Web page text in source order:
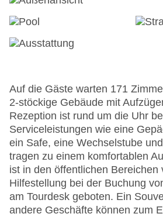
Auf die Gäste warten 171
2-stöckige Gebäude mit
Rezeption ist rund um die Uhr
Serviceleistungen wie eine
ein Safe, eine Wechselstube
tragen zu einem komfortablen
ist in den öffentlichen Bereichen
Hilfestellung bei der Buchung
am Tourdesk geboten. Ein
andere Geschäfte können zum